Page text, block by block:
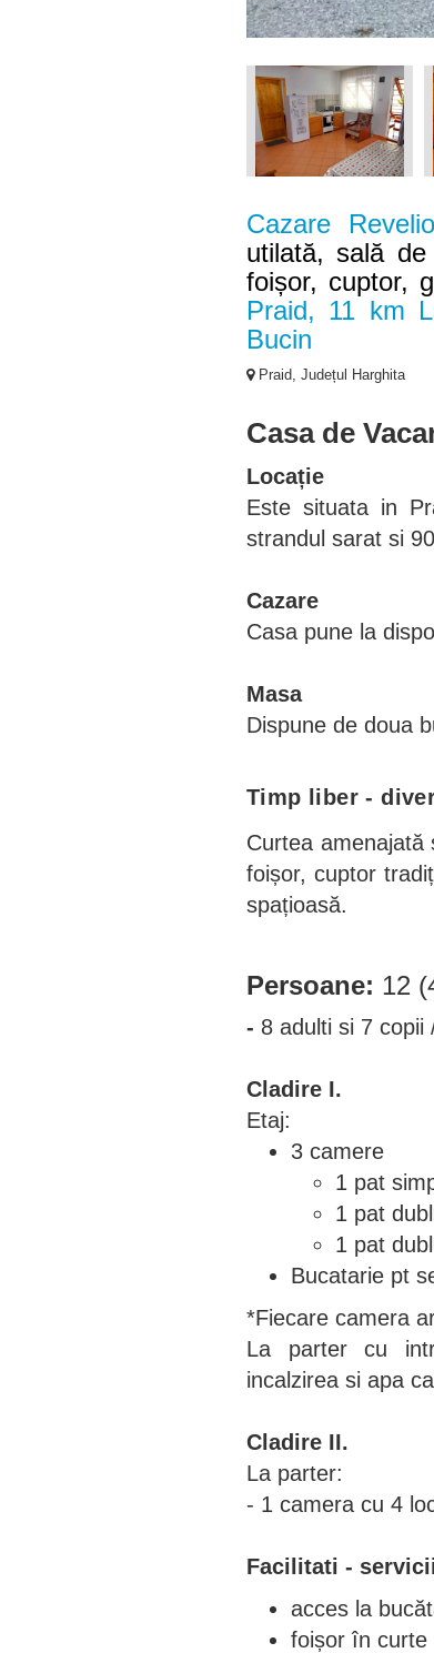
Cazare
utilată, sală
foișor, cuptor,
Praid, 11 km
Bucin
Praid, Județul Harghita
Casa de
Locație
Este situata in
strandul sarat si
Cazare
Casa pune la
Masa
Dispune de doua
Timp liber -
Curtea amenajată
foișor, cuptor
spațioasă.
Persoane: 12
- 8 adulti si 7
Cladire I.
Etaj:
3 camere
1 pat
1 pat
1 pat
Bucatarie pt
*Fiecare camera
La parter cu
incalzirea si apa
Cladire II.
La parter:
- 1 camera cu 4
Facilitati -
acces la
foișor în curte